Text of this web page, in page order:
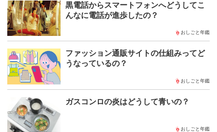
黒電話からスマートフォンへどうしてこ
んなに電話が進歩したの？
おしごと年鑑
ファッション通販サイトの仕組みってど
うなっているの？
おしごと年鑑
ガスコンロの炎はどうして青いの？
おしごと年鑑